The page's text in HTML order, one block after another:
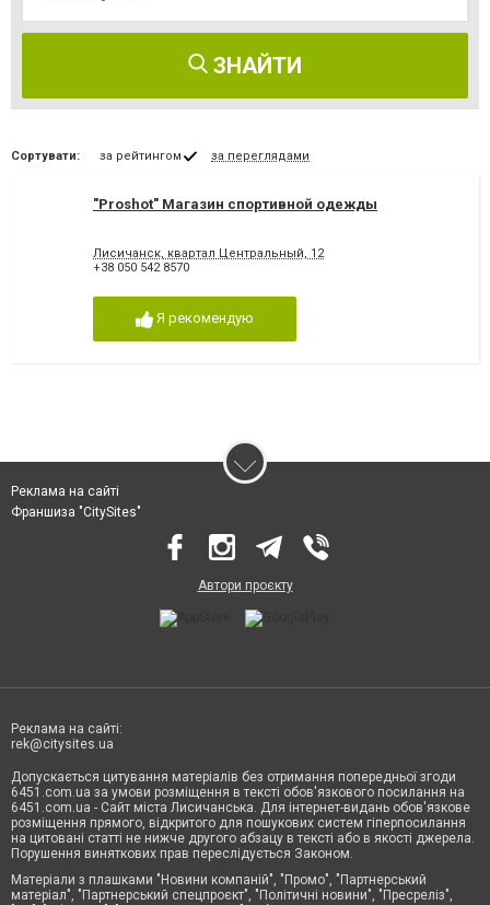
ЗНАЙТИ
Сортувати: за рейтингом за переглядами
"Proshot" Магазин спортивной одежды
Лисичанск, квартал Центральный, 12
+38 050 542 8570
Я рекомендую
Реклама на сайті
Франшиза "CitySites"
Автори проєкту
Реклама на сайті:
rek@citysites.ua
Допускається цитування матеріалів без отримання попередньої згоди
6451.com.ua за умови розміщення в тексті обов'язкового посилання на
6451.com.ua - Сайт міста Лисичанська. Для інтернет-видань обов'язкове
розміщення прямого, відкритого для пошукових систем гіперпосилання
на цитовані статті не нижче другого абзацу в тексті або в якості джерела.
Порушення виняткових прав переслідується Законом.
Матеріали з плашками "Новини компаній", "Промо", "Партнерський
матеріал", "Партнерський спецпроєкт", "Політичні новини", "Пресреліз",